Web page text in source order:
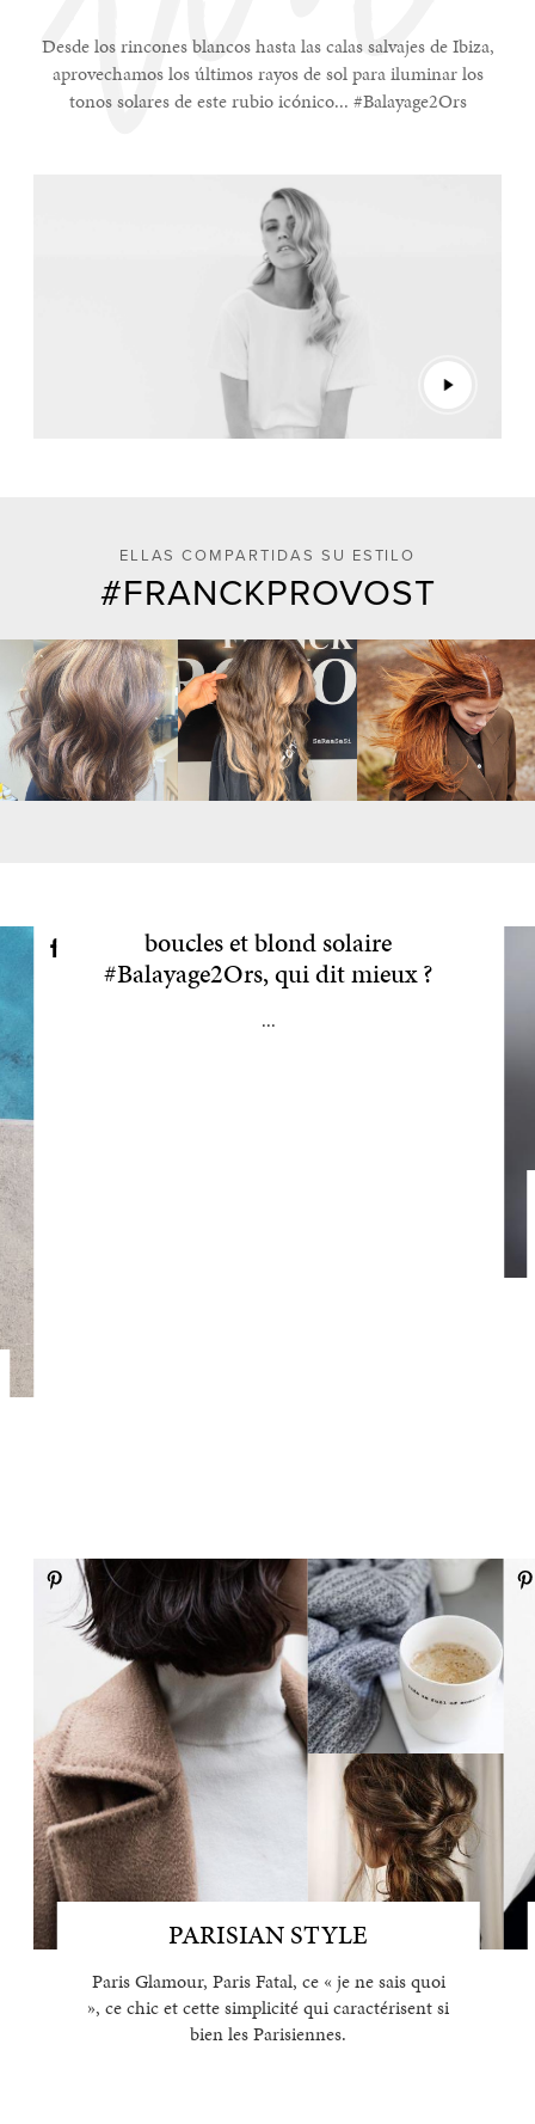
Desde los rincones blancos hasta las calas salvajes de Ibiza,
aprovechamos los últimos rayos de sol para iluminar los
tonos solares de este rubio icónico... #Balayage2Ors
ELLAS COMPARTIDAS SU ESTILO
FRANCKPROVOST
boucles et blond solaire
#Balayage2Ors, qui dit mieux ?
...
PARISIAN STYLE
Paris Glamour, Paris Fatal, ce « je ne sais quoi
», ce chic et cette simplicité qui caractérisent si
bien les Parisiennes.